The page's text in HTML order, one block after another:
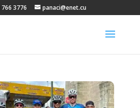
3776 panaci@enet.cu